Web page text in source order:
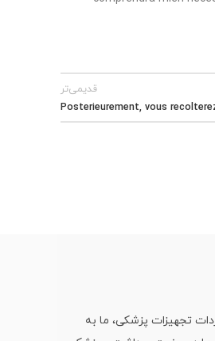
قدیمی‌تر
Posterieurement, vous
در واردات تجهیزات پزشکی، ما به